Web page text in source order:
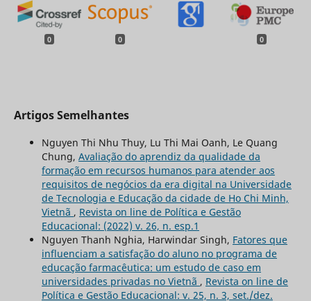
0 0 0
Artigos Semelhantes
Nguyen Thi Nhu Thuy, Lu Thi Mai Oanh, Le Quang
Chung, Avaliação do aprendiz da qualidade da
formação em recursos humanos para atender aos
requisitos de negócios da era digital na Universidade
de Tecnologia e Educação da cidade de Ho Chi Minh,
Vietnã , Revista on line de Política e Gestão
Educacional: (2022) v. 26, n. esp.1
Nguyen Thanh Nghia, Harwindar Singh, Fatores que
influenciam a satisfação do aluno no programa de
educação farmacêutica: um estudo de caso em
universidades privadas no Vietnã , Revista on line de
Política e Gestão Educacional: v. 25, n. 3, set./dez.